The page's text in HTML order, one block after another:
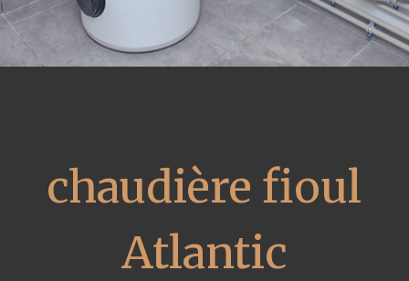
chaudière fioul
Atlantic